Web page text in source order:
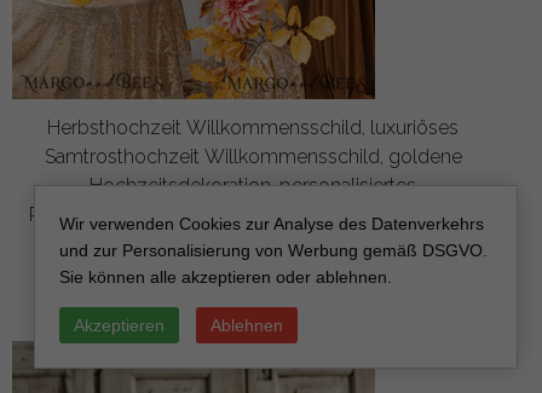
Herbsthochzeit Willkommensschild, luxuriöses
Samtrosthochzeit Willkommensschild, goldene
Hochzeitsdekoration, personalisiertes
Rosthochzeitsschild, Hochzeitsempfangset, Herbst
Willkommenshochzeitsboard
aus
Wir verwenden Cookies zur Analyse des Datenverkehrs
und zur Personalisierung von Werbung gemäß DSGVO.
Sie können alle akzeptieren oder ablehnen.
Akzeptieren Ablehnen